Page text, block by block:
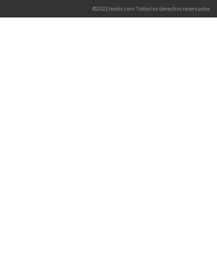
©2022 lexdir.com Todos los derechos reservados